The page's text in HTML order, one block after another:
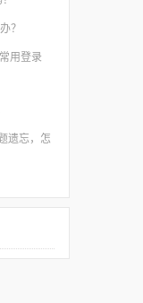
？
用登录
遗忘，怎